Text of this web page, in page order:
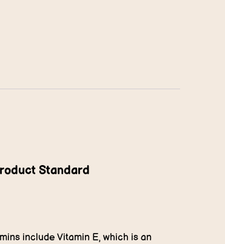
Standard
include Vitamin E, which is an